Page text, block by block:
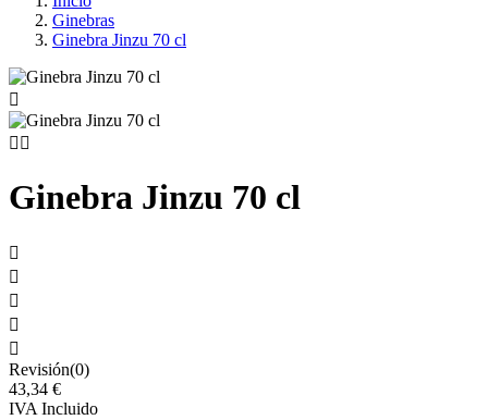
Ginebras
Ginebra Jinzu 70 cl

 
Ginebra Jinzu 70 cl





Revisión(0)
43,34 €
IVA Incluido